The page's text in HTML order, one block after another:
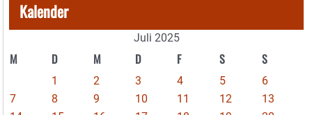
Kalender
Juli 2025
M D M D F S S
1 2 3 4 5
6
7
8 9 10 11 12
13